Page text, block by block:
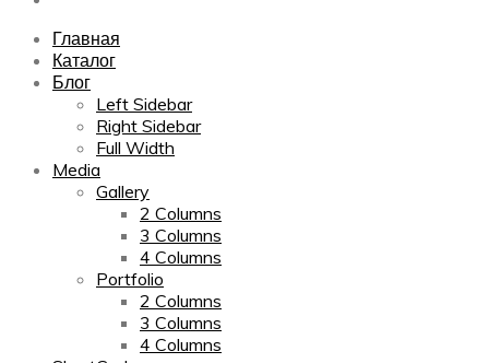
Главная
Каталог
Блог
Left Sidebar
Right Sidebar
Full Width
Media
Gallery
2 Columns
3 Columns
4 Columns
Portfolio
2 Columns
3 Columns
4 Columns